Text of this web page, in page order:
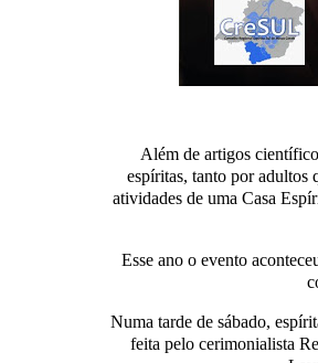
Além de artigos
espíritas, tanto por adultos
atividades de uma Casa
Esse ano o evento
Numa tarde de sábado,
feita pelo cerimonialista